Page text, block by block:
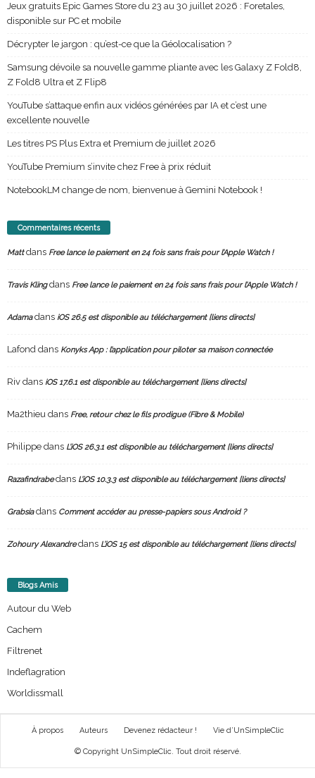
Jeux gratuits Epic Games Store du 23 au 30 juillet 2026 : Foretales,
disponible sur PC et mobile
Décrypter le jargon : qu’est-ce que la Géolocalisation ?
Samsung dévoile sa nouvelle gamme pliante avec les Galaxy Z Fold8,
Z Fold8 Ultra et Z Flip8
YouTube s’attaque enfin aux vidéos générées par IA et c’est une
excellente nouvelle
Les titres PS Plus Extra et Premium de juillet 2026
YouTube Premium s’invite chez Free à prix réduit
NotebookLM change de nom, bienvenue à Gemini Notebook !
Commentaires récents
Mattdans Free lance le paiement en 24 fois sans frais pour l’Apple Watch !
Travis Klingdans Free lance le paiement en 24 fois sans frais pour l’Apple Watch !
Adamadans iOS 26.5 est disponible au téléchargement [liens directs]
Lafond dans Konyks App : l’application pour piloter sa maison connectée
Riv dans iOS 17.6.1 est disponible au téléchargement [liens directs]
Ma2thieu dans Free, retour chez le fils prodigue (Fibre & Mobile)
Philippe dans L’iOS 26.3.1 est disponible au téléchargement [liens directs]
Razafindrabedans L’iOS 10.3.3 est disponible au téléchargement [liens directs]
Grabsiadans Comment accéder au presse-papiers sous Android ?
Zohoury Alexandredans L’iOS 15 est disponible au téléchargement [liens directs]
Blogs Amis
Autour du Web
Cachem
Filtrenet
Indeflagration
Worldissmall
À propos Auteurs Devenez rédacteur ! Vie d’UnSimpleClic
© Copyright UnSimpleClic. Tout droit réservé.